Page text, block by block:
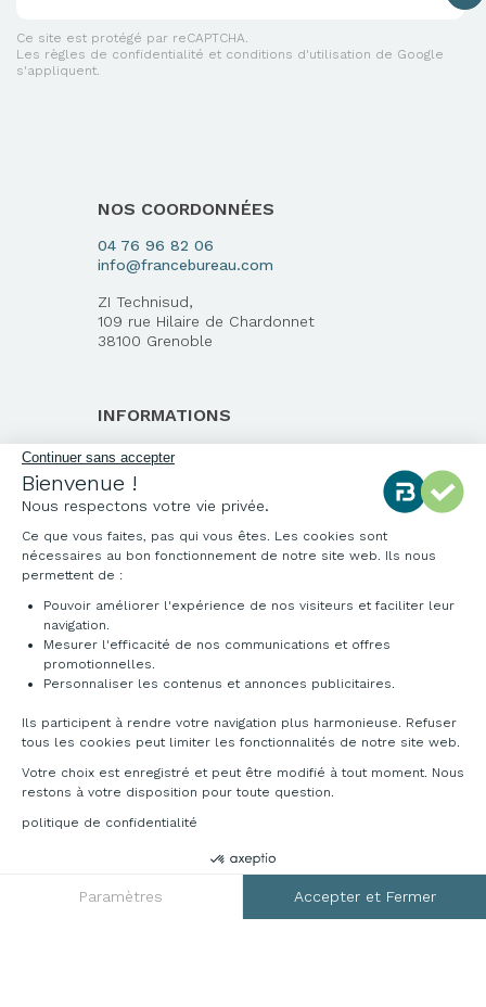
Continuer sans accepter
Bienvenue !
Nous respectons votre vie privée.
Ce que vous faites, pas qui vous êtes. Les cookies sont
nécessaires au bon fonctionnement de notre site web. Ils nous
permettent de :
Pouvoir améliorer l'expérience de nos visiteurs et faciliter leur
navigation.
Mesurer l'efficacité de nos communications et offres
promotionnelles.
Personnaliser les contenus et annonces publicitaires.
Ils participent à rendre votre navigation plus harmonieuse. Refuser
tous les cookies peut limiter les fonctionnalités de notre site web.
Votre choix est enregistré et peut être modifié à tout moment. Nous
restons à votre disposition pour toute question.
politique de confidentialité
Paramètres Accepter et Fermer
DEMANDER UN DEVIS
Ce site est protégé par reCAPTCHA.
Les règles de confidentialité et conditions d'utilisation de Google
s'appliquent.
NOS COORDONNÉES
04 76 96 82 06
info@francebureau.com
ZI Technisud,
109 rue Hilaire de Chardonnet
38100 Grenoble
INFORMATIONS
Qui sommes-nous ?
Notre charte qualité
Environnement
Origine des produits
Livraison et installation